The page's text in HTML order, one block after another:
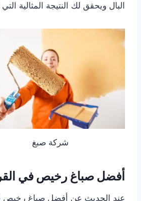
البال ويحقق لك النتيجة المثالية
شركة صبغ
أفضل صباغ رخيص في
عند الحديث عن أفضل صباغ رخيص